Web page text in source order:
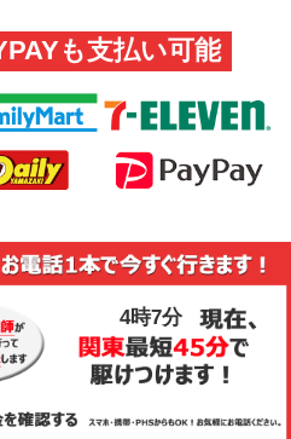
も支払い可能
4時7分